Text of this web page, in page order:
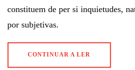
constituem de per si inquietudes,
por subjetivas.
CONTINUAR A LER